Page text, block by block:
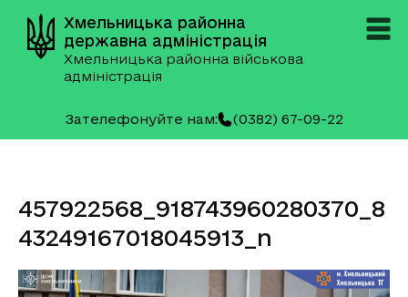
Хмельницька районна
державна адміністрація
Хмельницька районна військова
адміністрація
Зателефонуйте нам: (0382) 67-09-22
457922568_918743960280370_8
43249167018045913_n